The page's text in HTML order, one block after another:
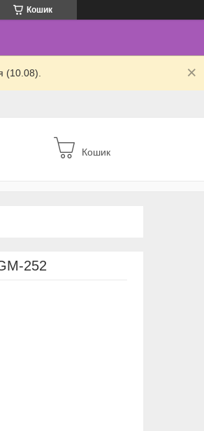
Кошик
(10.08).
Кошик
252